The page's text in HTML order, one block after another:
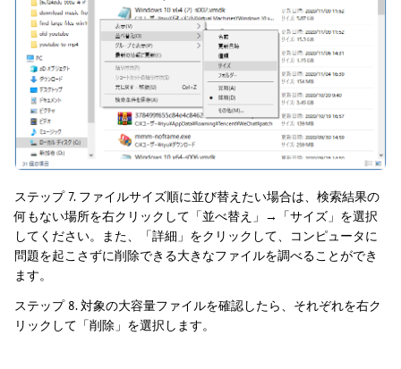
ステップ 7. ファイルサイズ順に並び替えたい場合は、検索結果の
何もない場所を右クリックして「並べ替え」→「サイズ」を選択
してください。また、「詳細」をクリックして、コンピュータに
問題を起こさずに削除できる大きなファイルを調べることができ
ます。
ステップ 8. 対象の大容量ファイルを確認したら、それぞれを右ク
リックして「削除」を選択します。